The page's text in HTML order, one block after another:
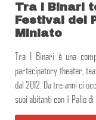
Tra i Binari
Festival del
Miniato
Tra I Binari è una
partecipatory theater,
dal 2012. Da tre anni ci
suoi abitanti con il Palio di